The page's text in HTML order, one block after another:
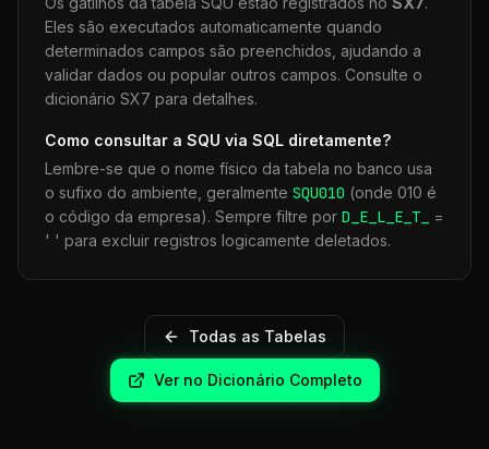
Eles são executados automaticamente quando
determinados campos são preenchidos, ajudando a
validar dados ou popular outros campos. Consulte o
dicionário SX7 para detalhes.
Como consultar a SQU via SQL diretamente?
Lembre-se que o nome físico da tabela no banco usa
o sufixo do ambiente, geralmente SQU010 (onde 010 é
o código da empresa). Sempre filtre por D_E_L_E_T_
=
' ' para excluir registros logicamente deletados.
Todas as Tabelas
Ver no Dicionário Completo